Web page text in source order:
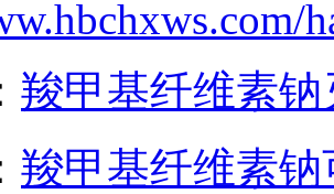
羧甲基纤维素
羧甲基纤维素